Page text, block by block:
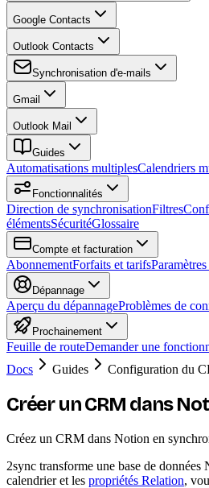
Google Contacts
Outlook Contacts
Synchronisation d'e-mails
Gmail
Outlook Mail
Guides
Automatisations multiplesCalendriers
Fonctionnalités
Direction de synchronisationFiltres
élémentsSécuritéGlossaire
Compte et facturation
AbonnementForfaits et tarifs
Dépannage
Aperçu du dépannageProblèmes de
Prochainement
Feuille de routeDemander une
Docs
Guides Configuration du
Créer un CRM dans
Créez un CRM dans Notion en
2sync transforme une base de
calendrier et les propriétés Relation,